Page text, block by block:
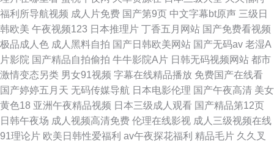
福利所导航视频 成人片免费 国产第9页 中文字幕bt原声 三级日
韩欧美 午夜视频123 日本推理片 丁香五月网站 国产免费看视频
极品成人色 成人黑料自拍 国产日韩欧美网站 国产无码av 老湿A
片影院 国产精品自拍偷拍 牛牛影院A片 日韩无码视频网站 都市
激情变态另类 男女91视频 字幕在线精品播放 免费国产在线看
国产婷婷五月天 无码传媒导航 日本电影伦理 国产午夜高清 美女
黄色18 亚洲午夜精品视频 日本三级成人观看 国产精品第12页
日韩午夜场 成人视频高清免费 伦理在线影视 成人三级视频在线
91理论片 欧美日韩性爱福利 av午夜探花福利 精品毛片 久久叉